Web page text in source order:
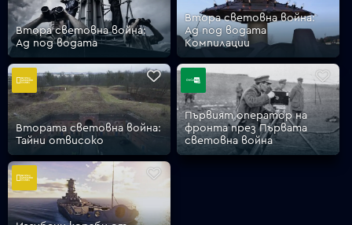
VOYO
Втора световна война:
Ад под водата
Втора световна война:
Ад под водата
Компилации
Втората световна война:
Тайни отвисоко
Първият оператор на
фронта през Първата
световна война